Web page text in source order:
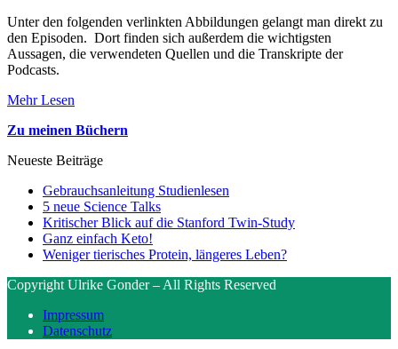
Unter den folgenden verlinkten Abbildungen gelangt man direkt zu
den Episoden. Dort finden sich außerdem die wichtigsten
Aussagen, die verwendeten Quellen und die Transkripte der
Podcasts.
Mehr Lesen
Zu meinen Büchern
Neueste Beiträge
Gebrauchsanleitung Studienlesen
5 neue Science Talks
Kritischer Blick auf die Stanford Twin-Study
Ganz einfach Keto!
Weniger tierisches Protein, längeres Leben?
Copyright Ulrike Gonder – All Rights Reserved
Impressum
Datenschutz